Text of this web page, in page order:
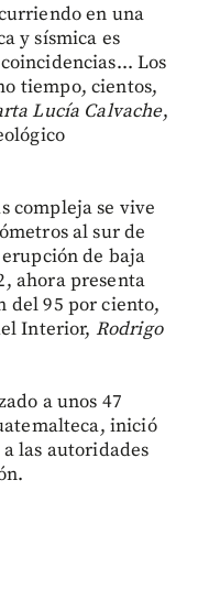
en una
y sísmica es
Los
tiempo, cientos,
Lucía Calvache,
compleja se vive
al sur de
de baja
ahora presenta
del 95 por ciento,
Interior, Rodrigo
a unos 47
inició
las autoridades